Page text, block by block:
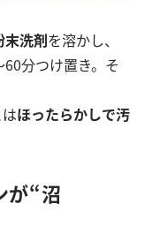
末洗剤を溶かし、
分つけ置き。そ
ほったらかしで汚
が“沼